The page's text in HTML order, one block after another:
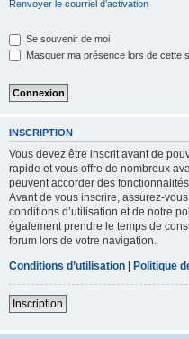
Renvoyer le courriel d’activation
Se souvenir de moi
Masquer ma présence lors de cette
INSCRIPTION
Vous devez être inscrit avant de
rapide et vous offre de nombreux
peuvent accorder des
Avant de vous inscrire, assurez-
conditions d’utilisation et de notre
également prendre le temps de
forum lors de votre navigation.
Conditions d’utilisation | Politique
Inscription